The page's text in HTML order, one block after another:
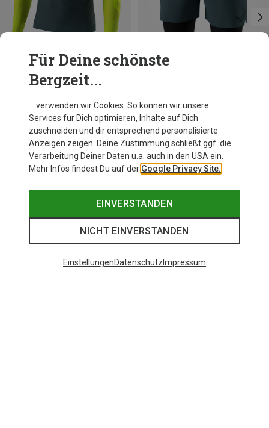
Herren Ultra S-Tech Longsleeve
M|S
Für Deine schönste
Bergzeit...
… verwenden wir Cookies. So können wir unsere
Services für Dich optimieren, Inhalte auf Dich
zuschneiden und dir entsprechend personalisierte
Anzeigen zeigen. Deine Zustimmung schließt ggf. die
Verarbeitung Deiner Daten u.a. auch in den USA ein.
Mehr Infos findest Du auf der Google Privacy Site.
EINVERSTANDEN
NICHT EINVERSTANDEN
EinstellungenDatenschutz Impressum